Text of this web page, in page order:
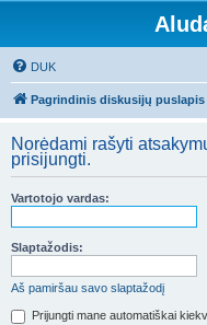
DUK
Pagrindinis diskusijų puslapis
Norėdami rašyti
prisijungti.
Vartotojo vardas:
Slaptažodis:
Aš pamiršau savo slaptažodį
Prijungti mane automatiškai